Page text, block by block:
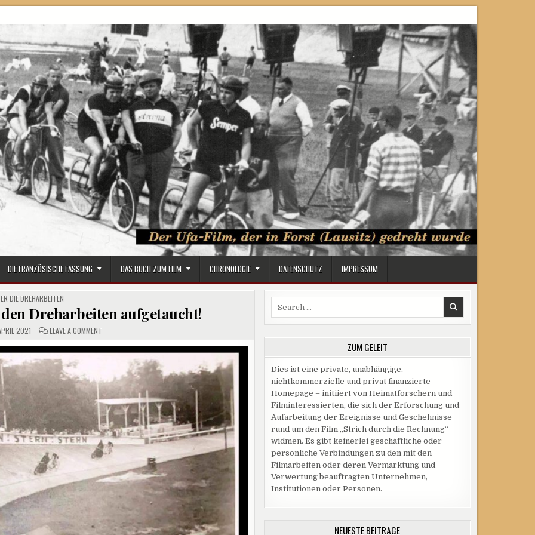
DIE FRANZÖSISCHE FASSUNG DAS BUCH ZUM FILM CHRONOLOGIE DATENSCHUTZ IMPRESSUM
DIE DREHARBEITEN
Dreharbeiten aufgetaucht!
2021 LEAVE A COMMENT
PRIVATFOTO
VON
DREHARBEITEN
AUFGETAUCHT!
ZUM GELEIT
Dies ist eine private, unabhängige,
nichtkommerzielle und privat finanzierte
Homepage – initiiert von Heimatforschern und
Filminteressierten, die sich der Erforschung und
Aufarbeitung der Ereignisse und Geschehnisse
rund um den Film „Strich durch die Rechnung“
widmen. Es gibt keinerlei geschäftliche oder
persönliche Verbindungen zu den mit den
Filmarbeiten oder deren Vermarktung und
Verwertung beauftragten Unternehmen,
Institutionen oder Personen.
NEUESTE BEITRÄGE